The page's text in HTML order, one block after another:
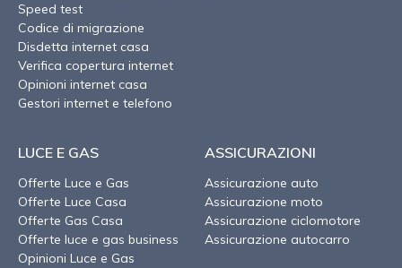
Speed test
Codice di migrazione
Disdetta internet casa
Verifica copertura internet
Opinioni internet casa
Gestori internet e telefono
LUCE E GAS
Offerte Luce e Gas
Offerte Luce Casa
Offerte Gas Casa
Offerte luce e gas business
Opinioni Luce e Gas
ASSICURAZIONI
Assicurazione auto
Assicurazione moto
Assicurazione ciclomotore
Assicurazione autocarro